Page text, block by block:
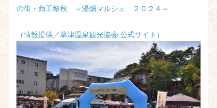
の街・商工祭秋 ～湯畑マルシェ ２０２４～
（情報提供／草津温泉観光協会 公式サイト）